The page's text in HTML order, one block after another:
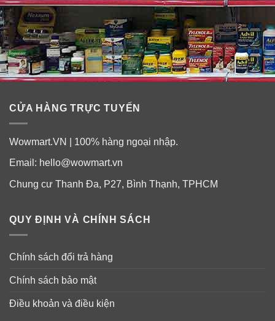
CỬA HÀNG TRỰC TUYẾN
Wowmart.VN | 100% hàng ngoại nhập.
Email: hello@wowmart.vn
Chung cư Thanh Đa, P27, Bình Thạnh, TPHCM
QUY ĐỊNH VÀ CHÍNH SÁCH
Chính sách đổi trả hàng
Chính sách bảo mật
Điều khoản và điều kiện